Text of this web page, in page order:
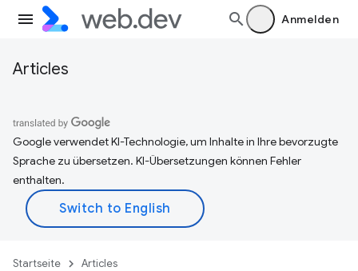
Anmelden
Articles
Google verwendet KI-Technologie, um Inhalte in Ihre bevorzugte
Sprache zu übersetzen. KI-Übersetzungen können Fehler
enthalten.
Startseite Articles